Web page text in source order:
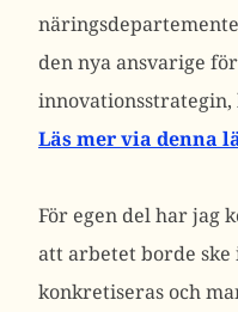
den nya ansvarige
Läs mer via denna
För egen del har jag
att arbetet borde
konkretiseras och